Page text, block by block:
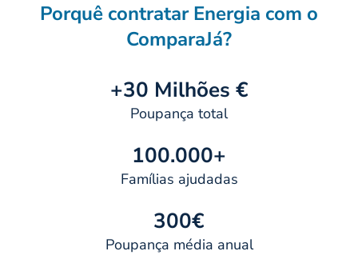
Porquê contratar Energia com o
ComparaJá?
+30 Milhões €
Poupança total
100.000+
Famílias ajudadas
300€
Poupança média anual